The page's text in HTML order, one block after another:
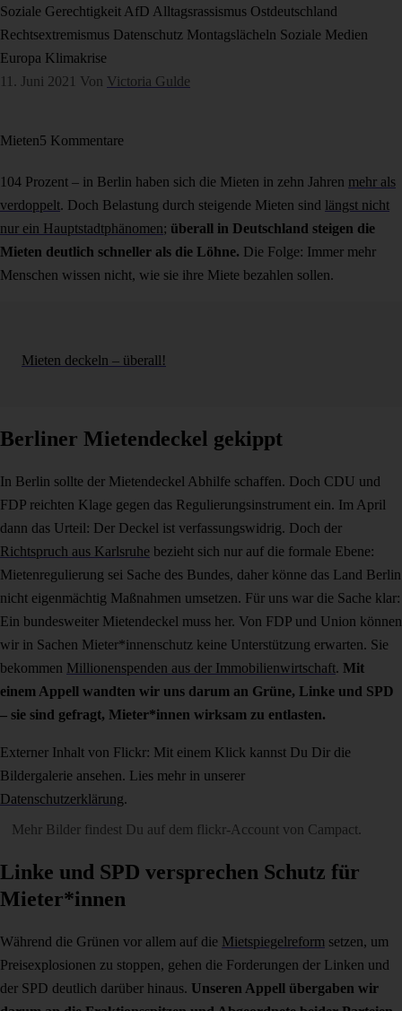
Soziale Gerechtigkeit AfD Alltagsrassismus Ostdeutschland
Rechtsextremismus Datenschutz Montagslächeln Soziale Medien
Europa Klimakrise
11. Juni 2021 Von Victoria Gulde
Mieten5 Kommentare
104 Prozent – in Berlin haben sich die Mieten in zehn Jahren mehr als
verdoppelt. Doch Belastung durch steigende Mieten sind längst nicht
nur ein Hauptstadtphänomen; überall in Deutschland steigen die
Mieten deutlich schneller als die Löhne. Die Folge: Immer mehr
Menschen wissen nicht, wie sie ihre Miete bezahlen sollen.
Mieten deckeln – überall!
Berliner Mietendeckel gekippt
In Berlin sollte der Mietendeckel Abhilfe schaffen. Doch CDU und
FDP reichten Klage gegen das Regulierungsinstrument ein. Im April
dann das Urteil: Der Deckel ist verfassungswidrig. Doch der
Richtspruch aus Karlsruhe bezieht sich nur auf die formale Ebene:
Mietenregulierung sei Sache des Bundes, daher könne das Land Berlin
nicht eigenmächtig Maßnahmen umsetzen. Für uns war die Sache klar:
Ein bundesweiter Mietendeckel muss her. Von FDP und Union können
wir in Sachen Mieter*innenschutz keine Unterstützung erwarten. Sie
bekommen Millionenspenden aus der Immobilienwirtschaft. Mit
einem Appell wandten wir uns darum an Grüne, Linke und SPD
– sie sind gefragt, Mieter*innen wirksam zu entlasten.
Externer Inhalt von Flickr: Mit einem Klick kannst Du Dir die
Bildergalerie ansehen. Lies mehr in unserer
Datenschutzerklärung.
Mehr Bilder findest Du auf dem flickr-Account von Campact.
Linke und SPD versprechen Schutz für
Mieter*innen
Während die Grünen vor allem auf die Mietspiegelreform setzen, um
Preisexplosionen zu stoppen, gehen die Forderungen der Linken und
der SPD deutlich darüber hinaus. Unseren Appell übergaben wir